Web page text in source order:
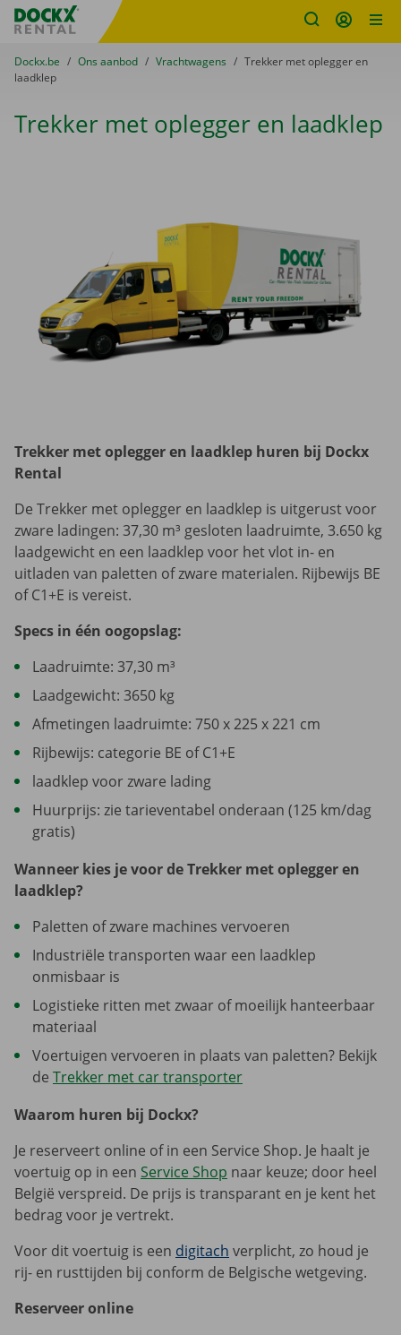
Fratello DEMO
U bevindt zich hier:
van
Dockx.be naar
Ons aanbod naar
Vrachtwagens naar
Trekker met oplegger en
laadklep
Trekker met oplegger en laadklep
Trekker met oplegger en laadklep huren bij Dockx
Rental
De Trekker met oplegger en laadklep is uitgerust voor
zware ladingen: 37,30 m³ gesloten laadruimte, 3.650 kg
laadgewicht en een laadklep voor het vlot in- en
uitladen van paletten of zware materialen. Rijbewijs BE
of C1+E is vereist.
Specs in één oogopslag:
Laadruimte: 37,30 m³
Laadgewicht: 3650 kg
Afmetingen laadruimte: 750 x 225 x 221 cm
Rijbewijs: categorie BE of C1+E
laadklep voor zware lading
Huurprijs: zie tarieventabel onderaan (125 km/dag
gratis)
Wanneer kies je voor de Trekker met oplegger en
laadklep?
Paletten of zware machines vervoeren
Industriële transporten waar een laadklep
onmisbaar is
Logistieke ritten met zwaar of moeilijk hanteerbaar
materiaal
Voertuigen vervoeren in plaats van paletten? Bekijk
de Trekker met car transporter
Waarom huren bij Dockx?
Je reserveert online of in een Service Shop. Je haalt je
voertuig op in een Service Shop naar keuze; door heel
België verspreid. De prijs is transparant en je kent het
bedrag voor je vertrekt.
Voor dit voertuig is een digitach verplicht, zo houd je
rij- en rusttijden bij conform de Belgische wetgeving.
Reserveer online